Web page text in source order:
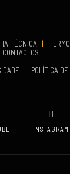
TÉCNICA |
CONTACTOS
| POLÍTICA DE
INSTAGRAM